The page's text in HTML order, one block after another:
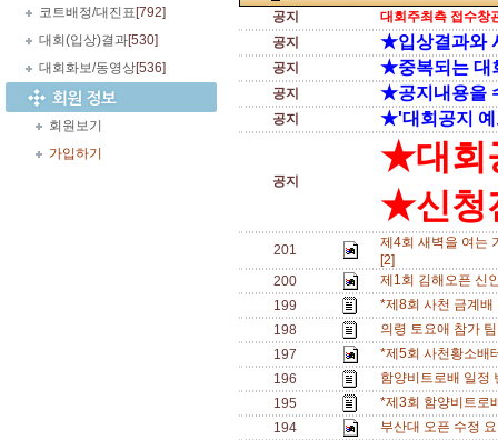
코트배정/대진표 [792]
대회(입상)결과[530]
대회화보/동영상[536]
회원보기
가입하기
공지
대회주최측 접수창
공지
★입상결과와
공지 ★중복되는 대
공지 ★공지내용을
공지 ★'대회공지 예
공지
★대회
★신청
201
제4회 새벽을 여는
[2]
200
제1회 김해오픈 신
199
*제8회 사천 금계
198
의령 토요애 참가
197
*제5회 사천황소배
196
함양비트로배 일정
195
*제3회 함양비트로
194
부산대 오픈 수정